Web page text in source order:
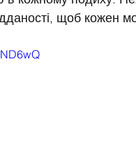
щоб кожен